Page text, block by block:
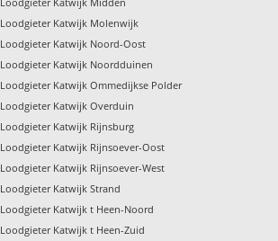
Loodgieter Katwijk Molenwijk
Loodgieter Katwijk Noord-Oost
Loodgieter Katwijk Noordduinen
Loodgieter Katwijk Ommedijkse Polder
Loodgieter Katwijk Overduin
Loodgieter Katwijk Rijnsburg
Loodgieter Katwijk Rijnsoever-Oost
Loodgieter Katwijk Rijnsoever-West
Loodgieter Katwijk Strand
Loodgieter Katwijk t Heen-Noord
Loodgieter Katwijk t Heen-Zuid